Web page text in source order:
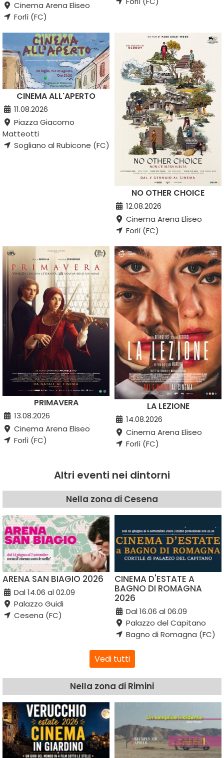
Cinema Arena Eliseo
Forlì (FC)
CINEMA ALL'APERTO
11.08.2026
Piazza Giacomo
Matteotti
Sogliano al Rubicone (FC)
NO OTHER CHOICE
12.08.2026
Cinema Arena Eliseo
Forlì (FC)
PRIMAVERA
13.08.2026
Cinema Arena Eliseo
Forlì (FC)
LA LEZIONE
14.08.2026
Cinema Arena Eliseo
Forlì (FC)
Altri eventi nei dintorni
Nella zona di Cesena
ARENA SAN BIAGIO 2026
Dal 14.06 al 02.09
Palazzo Guidi
Cesena (FC)
CINEMA D'ESTATE A
BAGNO DI ROMAGNA
2026
Dal 16.06 al 06.09
Palazzo del Capitano
Bagno di Romagna (FC)
Vedi tutti
Nella zona di Rimini